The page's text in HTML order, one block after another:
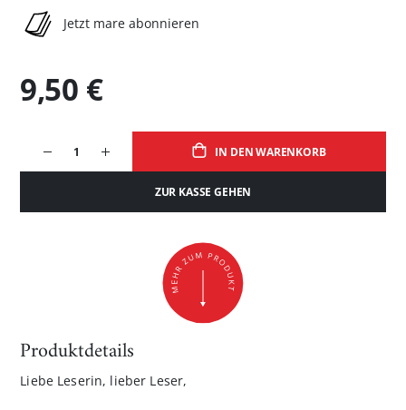
Jetzt mare abonnieren
IN DEN WARENKORB
ZUR KASSE GEHEN
9,50 €
Produktdetails
Liebe Leserin, lieber Leser,